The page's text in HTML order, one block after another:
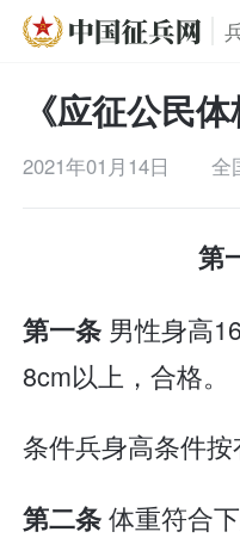
《应征公民
2021年01月14日 全
第
第一条 男性身高
8cm以上，合格。
条件兵身高条件按
第二条体重符合